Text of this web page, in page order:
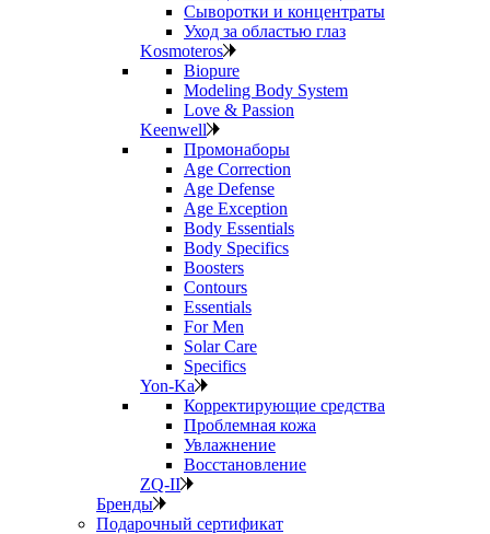
Сыворотки и концентраты
Уход за областью глаз
Kosmoteros
Biopure
Modeling Body System
Love & Passion
Keenwell
Промонаборы
Age Correction
Age Defense
Age Exception
Body Essentials
Body Specifics
Boosters
Contours
Essentials
For Men
Solar Care
Specifics
Yon-Ka
Корректирующие средства
Проблемная кожа
Увлажнение
Восстановление
ZQ-II
Бренды
Подарочный сертификат